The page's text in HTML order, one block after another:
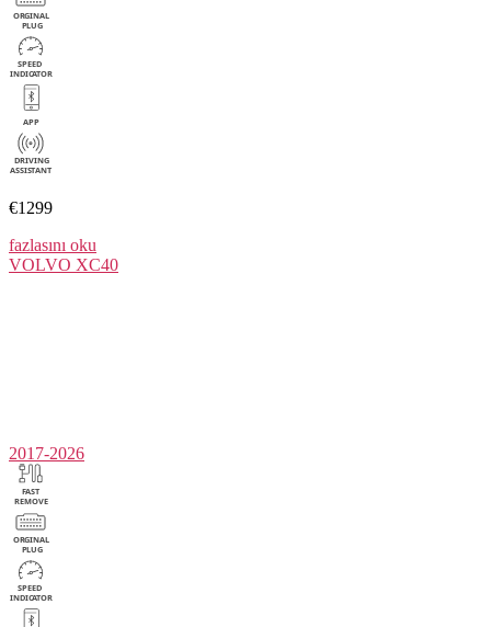
€1299
fazlasını oku
VOLVO XC40
2017-2026